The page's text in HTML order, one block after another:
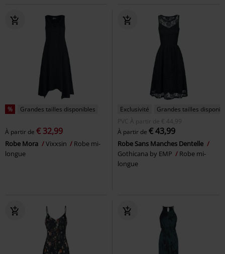
% Grandes tailles disponibles
À partir de € 32,99
Robe Mora Vixxsin
Robe mi-
longue
Exclusivité
Grandes tailles
PVC
À partir de € 44,99
À partir de € 43,99
Robe Sans Manches Dentelle
Gothicana by EMP
Robe mi-
longue